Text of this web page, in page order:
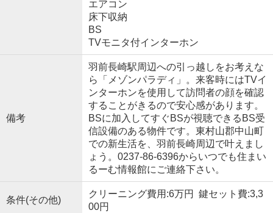
エアコン
床下収納
BS
TVモニタ付インターホン
備考
羽前長崎駅周辺への引っ越しをお考えな
ら「メゾンパラディ」。来客時にはTVイ
ンターホンを使用して訪問者の顔を確認
することがきるので安心感があります。
BSに加入してすぐBSが視聴できるBS受
信設備のある物件です。東村山郡中山町
での新生活を、羽前長崎周辺で叶えまし
ょう。0237-86-6396からいつでも住まい
るーむ情報館にご連絡下さい。
条件(その他)
クリーニング費用:6万円 鍵セット費:3,3
00円